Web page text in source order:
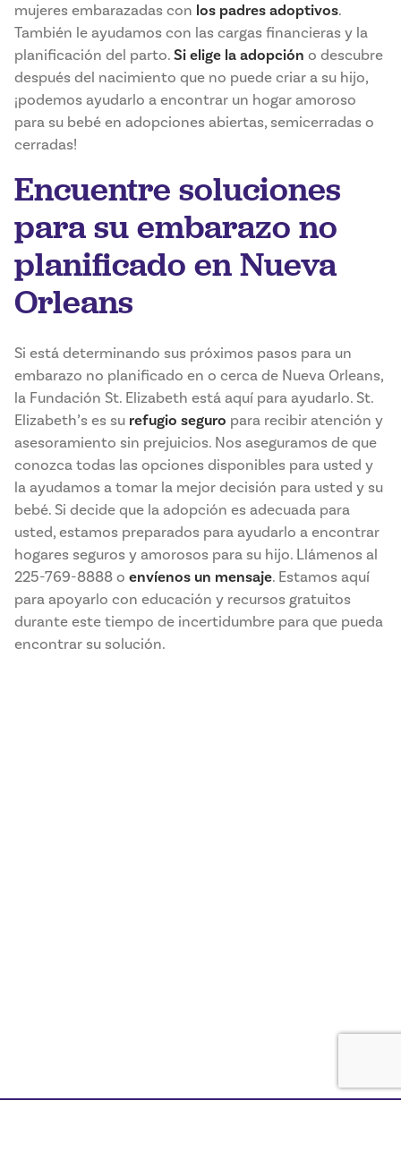
mujeres embarazadas con los padres adoptivos.
También le ayudamos con las cargas financieras y la
planificación del parto.Si elige la adopción o descubre
después del nacimiento que no puede criar a su hijo,
¡podemos ayudarlo a encontrar un hogar amoroso
para su bebé en adopciones abiertas, semicerradas o
cerradas!
Encuentre soluciones
para su embarazo no
planificado en Nueva
Orleans
Si está determinando sus próximos pasos para un
embarazo no planificado en o cerca de Nueva Orleans,
la Fundación St. Elizabeth está aquí para ayudarlo. St.
Elizabeth’s es su refugio seguro para recibir atención y
asesoramiento sin prejuicios. Nos aseguramos de que
conozca todas las opciones disponibles para usted y
la ayudamos a tomar la mejor decisión para usted y su
bebé. Si decide que la adopción es adecuada para
usted, estamos preparados para ayudarlo a encontrar
hogares seguros y amorosos para su hijo. Llámenos al
225-769-8888 o envíenos un mensaje. Estamos aquí
para apoyarlo con educación y recursos gratuitos
durante este tiempo de incertidumbre para que pueda
encontrar su solución.